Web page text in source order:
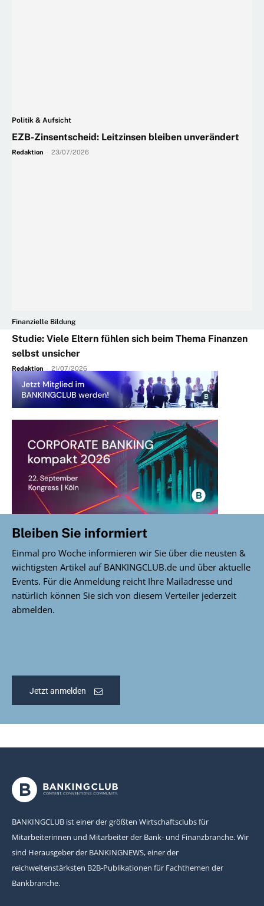
Politik & Aufsicht
EZB-Zinsentscheid: Leitzinsen bleiben unverändert
Redaktion 23/07/2026
Finanzielle Bildung
Studie: Viele Eltern fühlen sich beim Thema Finanzen
selbst unsicher
Redaktion - 21/07/2026
Bleiben Sie informiert
Einmal pro Woche informieren wir Sie über die neusten &
wichtigsten Artikel auf BANKINGCLUB.de und über aktuelle
Events. Für die Anmeldung reicht Ihre Mailadresse und
natürlich können Sie sich von diesem Verteiler jederzeit
abmelden.
Jetzt anmelden
BANKINGCLUB ist einer der größten Wirtschaftsclubs für
Mitarbeiterinnen und Mitarbeiter der Bank- und Finanzbranche. Wir
sind Herausgeber der BANKINGNEWS, einer der
reichweitenstärksten B2B-Publikationen für Fachthemen der
Bankbranche.